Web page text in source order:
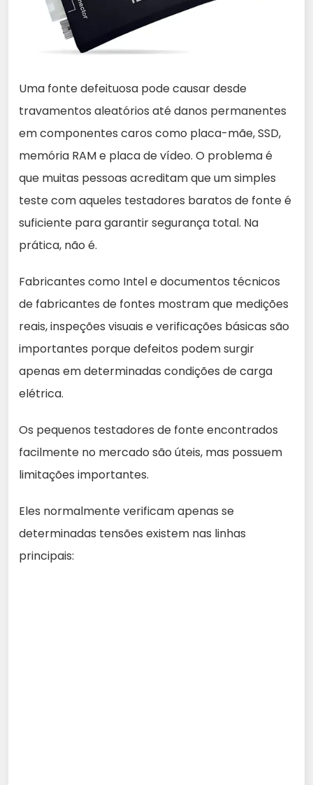
Uma fonte defeituosa pode causar desde
travamentos aleatórios até danos permanentes
em componentes caros como placa-mãe, SSD,
memória RAM e placa de vídeo. O problema é
que muitas pessoas acreditam que um simples
teste com aqueles testadores baratos de fonte é
suficiente para garantir segurança total. Na
prática, não é.
Fabricantes como Intel e documentos técnicos
de fabricantes de fontes mostram que medições
reais, inspeções visuais e verificações básicas são
importantes porque defeitos podem surgir
apenas em determinadas condições de carga
elétrica.
Os pequenos testadores de fonte encontrados
facilmente no mercado são úteis, mas possuem
limitações importantes.
Eles normalmente verificam apenas se
determinadas tensões existem nas linhas
principais: